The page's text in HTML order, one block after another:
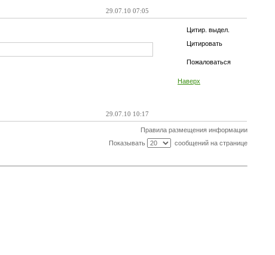
29.07.10 07:05
Цитир. выдел.
Цитировать
Пожаловаться
Наверх
29.07.10 10:17
Правила размещения информации
Показывать
сообщений на странице